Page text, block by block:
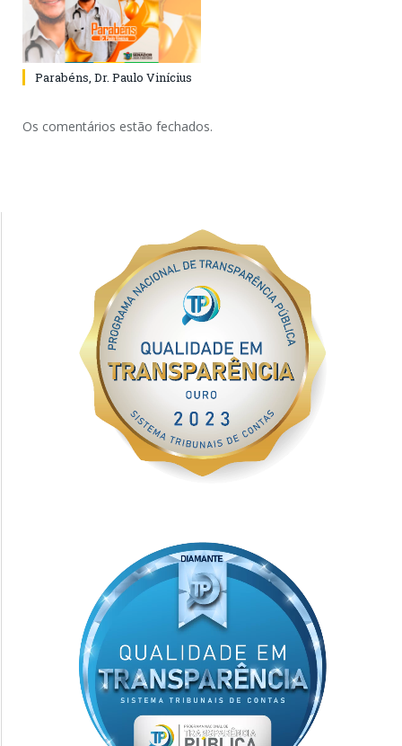
Parabéns, Dr. Paulo Vinícius
Os comentários estão fechados.